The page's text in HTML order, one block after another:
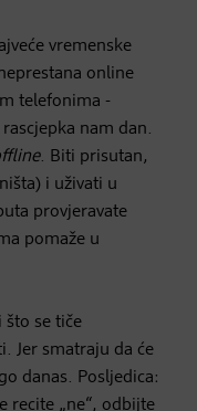
vremenske
online
telefonima -
nam dan.
. Biti prisutan,
i uživati u
provjeravate
pomaže u
što se tiče
Jer smatraju da će
danas. Posljedica:
recite „ne“, odbijte